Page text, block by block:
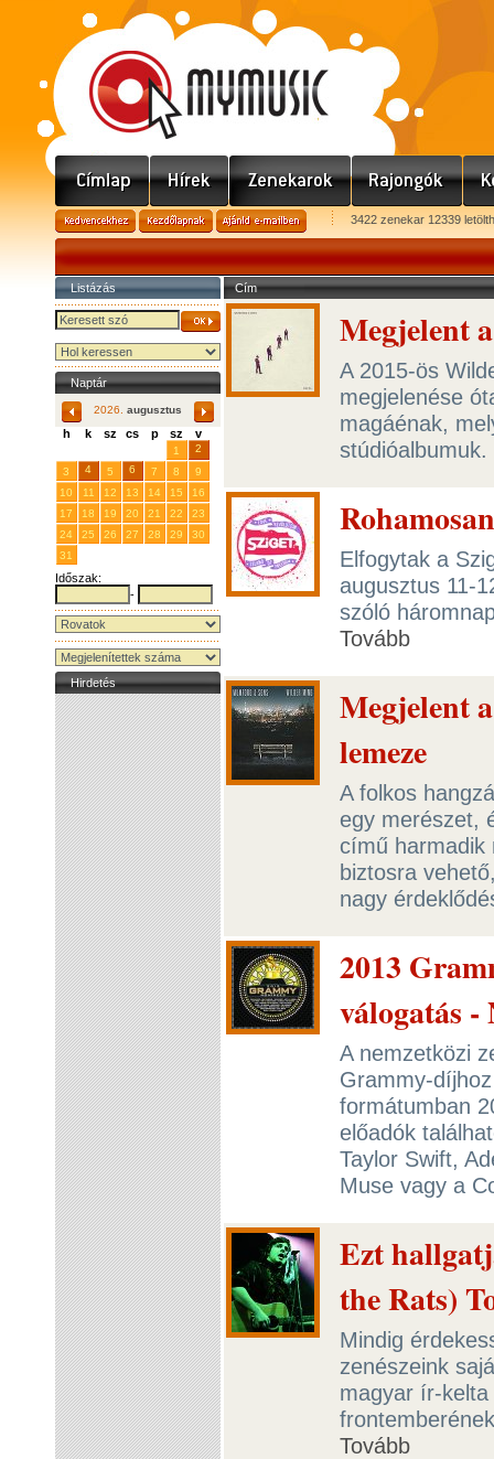
3422 zenekar 12339
Listázás
Naptár
2026. augusztus
h k sz cs p sz v
1
2
3
4 5 6 7 8
9
10
11 12 13 14 15
16
17
18 19 20 21 22
23
24
25 26 27 28 29
30
31
Időszak:
-
Hirdetés
Cím
Megjelent
A 2015-ös
megjelenése
magáénak,
stúdióalbumuk.
Elfogytak a
augusztus 11-
szóló
Tovább
Megjelent
lemeze
A folkos
egy merészet,
című harmadik
biztosra
nagy
2013
válogatás -
A nemzetközi
Grammy-
formátumban
előadók
Taylor Swift,
Muse vagy a
Ezt
the Rats)
Mindig
zenészeink
magyar ír-
Tovább